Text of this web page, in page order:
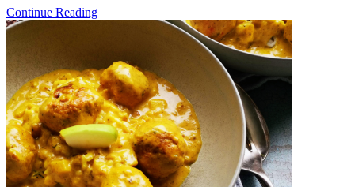
Continue Reading